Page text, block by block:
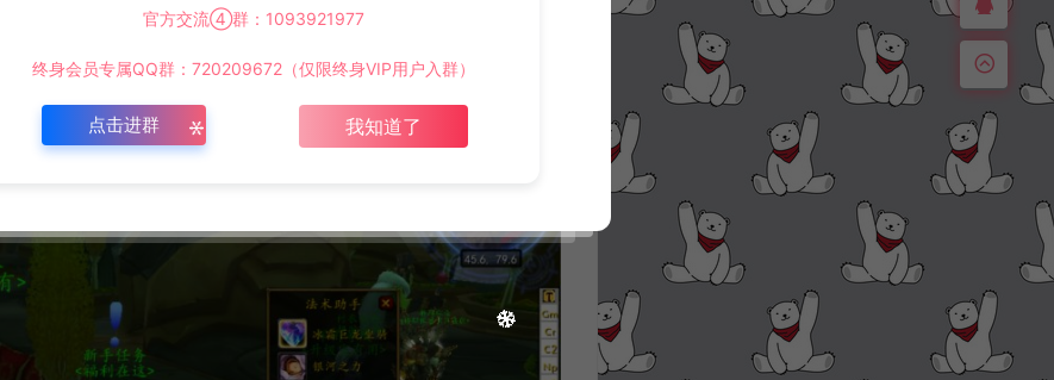
官方交流④群：1093921977
终身会员专属QQ群：720209672（仅限终身VIP用户入群）
点击进群 我知道了